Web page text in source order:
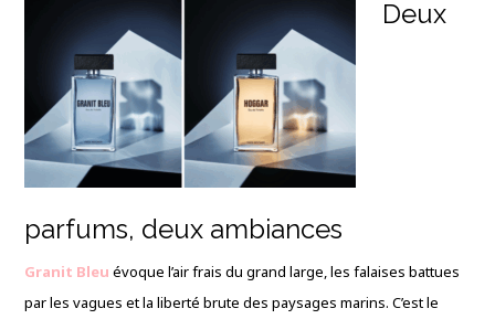
Deux
parfums, deux ambiances
Granit Bleu évoque l’air frais du grand large, les falaises battues
par les vagues et la liberté brute des paysages marins. C’est le